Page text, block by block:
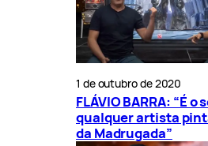
1 de outubro de 2020
FLÁVIO BARRA: “É o
qualquer artista
da Madrugada”